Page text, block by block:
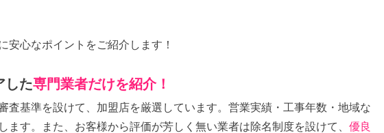
安心なポイントをご紹介します！
した専門業者だけを紹介！
査基準を設けて、加盟店を厳選しています。営業実績・工事年数・地域な
ます。また、お客様から評価が芳しく無い業者は除名制度を設けて、 優良